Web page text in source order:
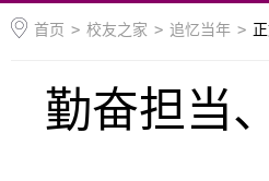
首页 > 校友之家 > 追忆当年 >
勤奋担当